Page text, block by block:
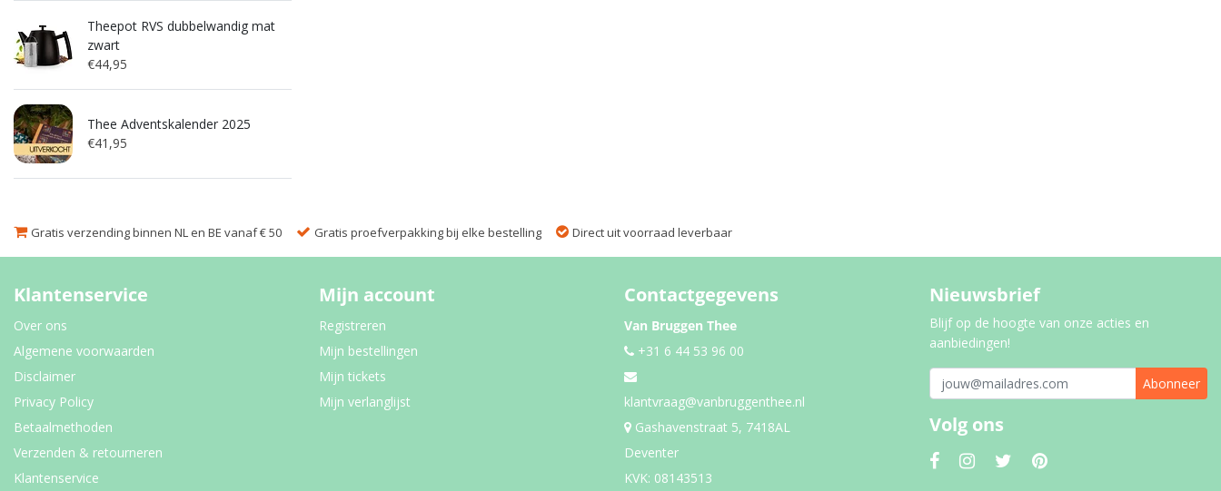
Theepot RVS dubbelwandig mat
zwart
€44,95
Thee Adventskalender 2025
€41,95
Gratis verzending binnen NL en BE vanaf € 50 Gratis proefverpakking bij elke bestelling Direct uit voorraad leverbaar
Klantenservice
Over ons
Algemene voorwaarden
Disclaimer
Privacy Policy
Betaalmethoden
Verzenden & retourneren
Klantenservice
Mijn account
Registreren
Mijn bestellingen
Mijn tickets
Mijn verlanglijst
Contactgegevens
Van Bruggen Thee
+31 6 44 53 96 00
klantvraag@vanbruggenthee.nl
Gashavenstraat 5, 7418AL
Deventer
KVK: 08143513
Nieuwsbrief
Blijf op de hoogte van onze acties en
aanbiedingen!
Abonneer
Volg ons